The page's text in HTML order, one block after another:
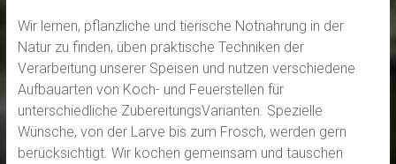
Wir lernen, pflanzliche und tierische Notnahrung in der
Natur zu finden, üben praktische Techniken der
Verarbeitung unserer Speisen und nutzen verschiedene
Aufbauarten von Koch- und Feuerstellen für
unterschiedliche ZubereitungsVarianten. Spezielle
Wünsche, von der Larve bis zum Frosch, werden gern
berücksichtigt. Wir kochen gemeinsam und tauschen